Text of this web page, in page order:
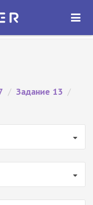
ОТКРЫТЬ
/ Задание 13 /